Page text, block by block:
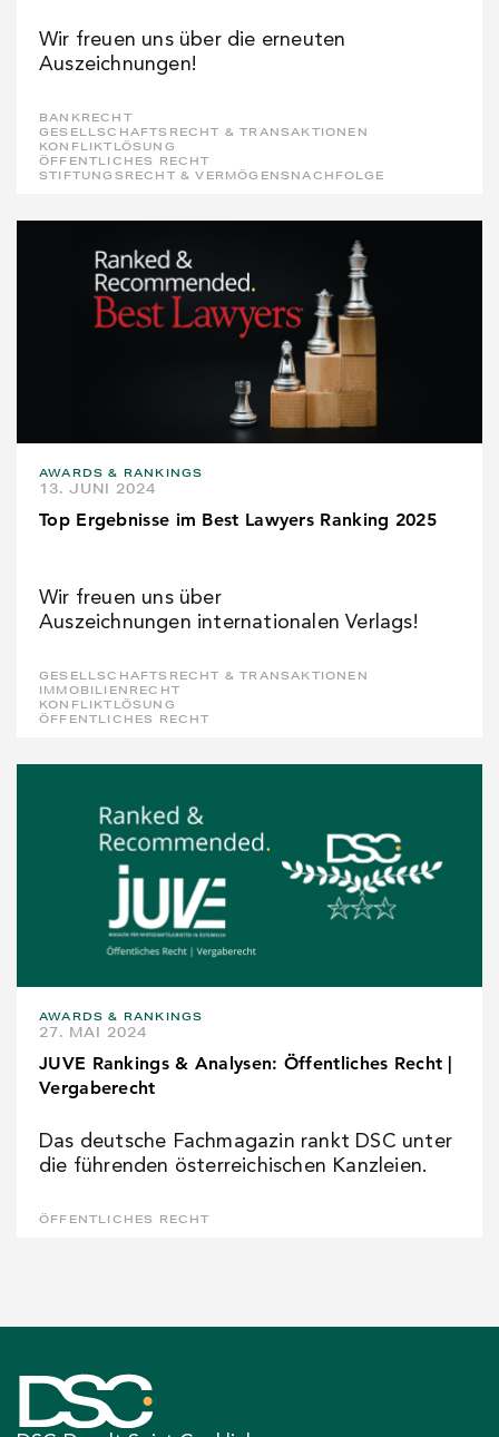
Wir freuen uns über die erneuten
Auszeichnungen!
BANKRECHT
GESELLSCHAFTSRECHT & TRANSAKTIONEN
KONFLIKTLÖSUNG
ÖFFENTLICHES RECHT
STIFTUNGSRECHT & VERMÖGENSNACHFOLGE
AWARDS & RANKINGS
13. JUNI 2024
Top Ergebnisse im Best Lawyers Ranking 2025
Wir freuen uns über
Auszeichnungen internationalen Verlags!
GESELLSCHAFTSRECHT & TRANSAKTIONEN
IMMOBILIENRECHT
KONFLIKTLÖSUNG
ÖFFENTLICHES RECHT
AWARDS & RANKINGS
27. MAI 2024
JUVE Rankings & Analysen: Öffentliches Recht |
Vergaberecht
Das deutsche Fachmagazin rankt DSC unter
die führenden österreichischen Kanzleien.
ÖFFENTLICHES RECHT